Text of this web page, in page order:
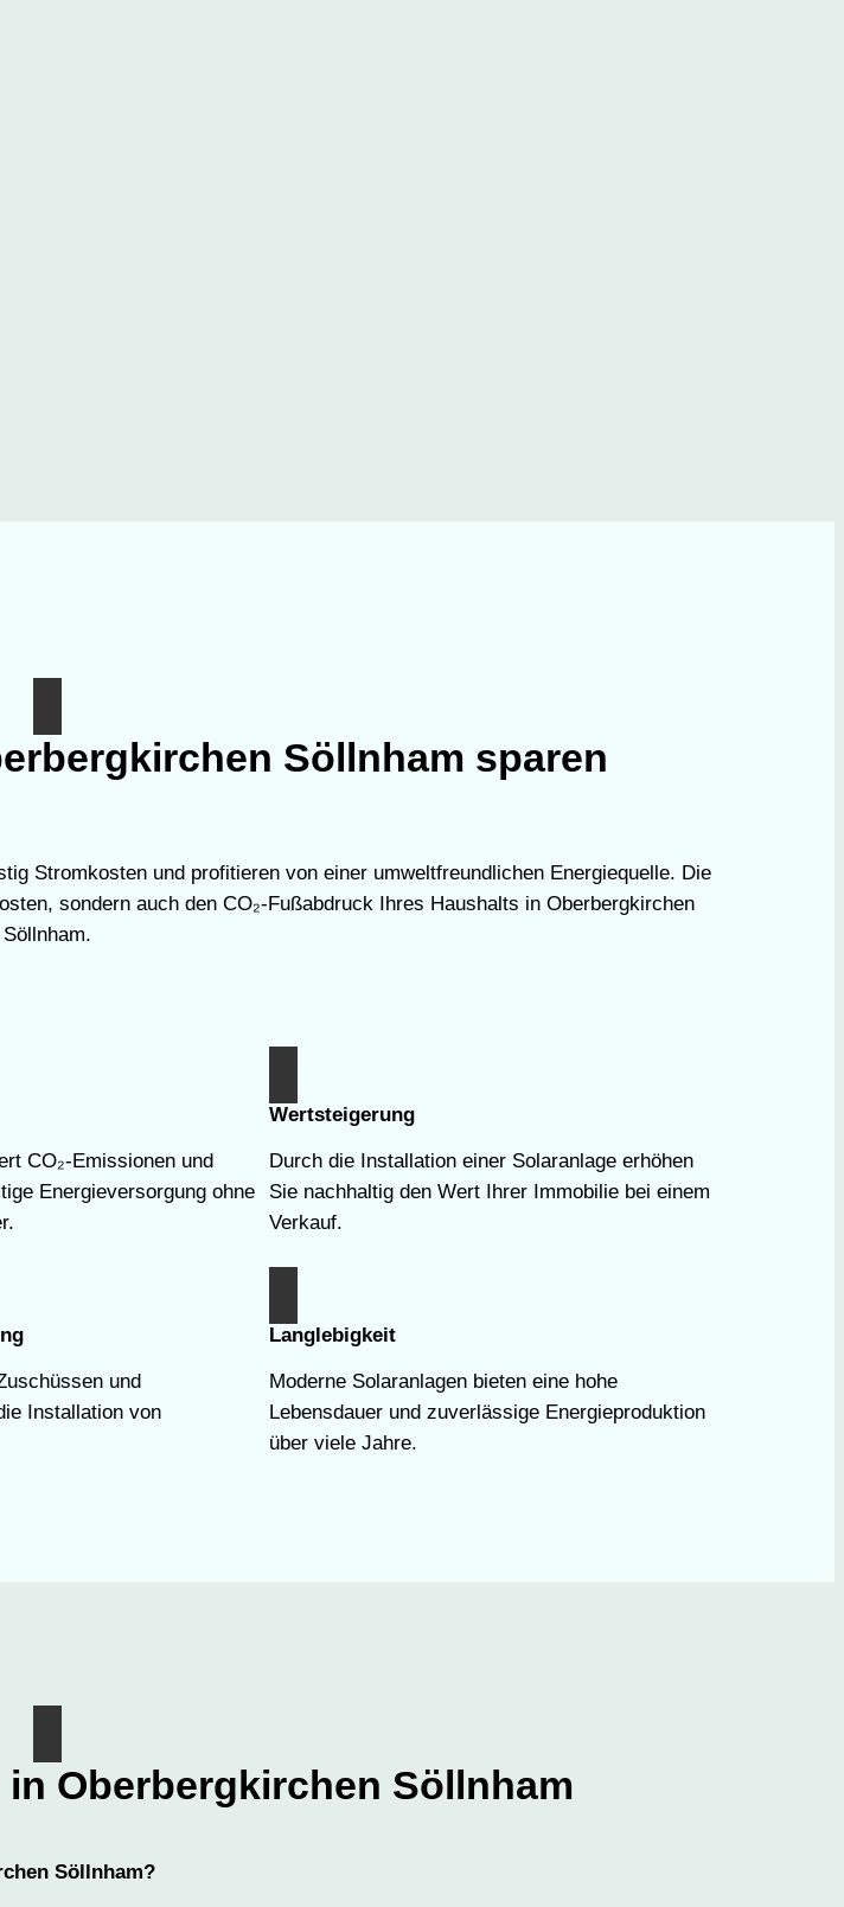
Söllnham sparen
Stromkosten und profitieren von einer umweltfreundlichen Energiequelle. Die
sondern auch den CO₂-Fußabdruck Ihres Haushalts in Oberbergkirchen
Söllnham.
CO₂-Emissionen und
Energieversorgung ohne
Wertsteigerung
Durch die Installation einer Solaranlage erhöhen
Sie nachhaltig den Wert Ihrer Immobilie bei einem
Verkauf.
und
Installation von
Langlebigkeit
Moderne Solaranlagen bieten eine hohe
Lebensdauer und zuverlässige Energieproduktion
über viele Jahre.
in Oberbergkirchen Söllnham
Söllnham?